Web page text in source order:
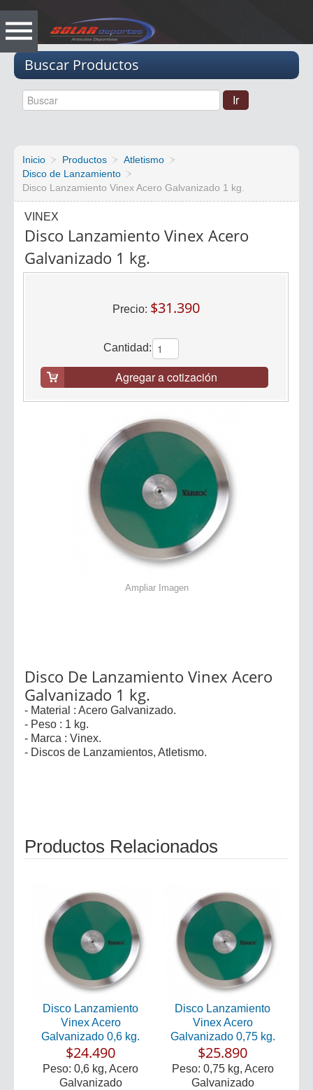
Buscar Productos
Inicio Productos
Atletismo
Disco de Lanzamiento
Disco Lanzamiento Vinex Acero Galvanizado 1 kg.
VINEX
Disco Lanzamiento Vinex Acero
Galvanizado 1 kg.
Precio: $31.390
Cantidad:
Agregar a cotización
Ampliar Imagen
Disco De Lanzamiento Vinex Acero
Galvanizado 1 kg.
- Material : Acero Galvanizado.
- Peso : 1 kg.
- Marca : Vinex.
- Discos de Lanzamientos, Atletismo.
Productos Relacionados
Disco Lanzamiento
Vinex Acero
Galvanizado 0,6 kg.
$24.490
Peso: 0,6 kg, Acero
Galvanizado
Disco Lanzamiento
Vinex Acero
Galvanizado 0,75 kg.
$25.890
Peso: 0,75 kg, Acero
Galvanizado